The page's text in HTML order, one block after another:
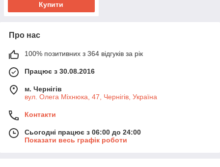
Купити
Про нас
100% позитивних з 364 відгуків за рік
Працює з 30.08.2016
м. Чернігів
вул. Олега Міхнюка, 47, Чернігів, Україна
Контакти
Сьогодні працює з 06:00 до 24:00
Показати весь графік роботи